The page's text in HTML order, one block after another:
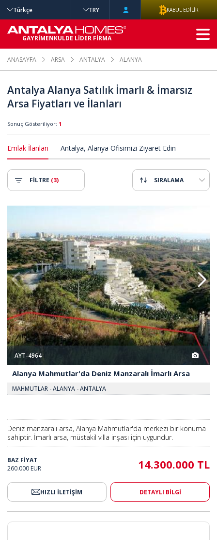
ANASAYFA ARSA ANTALYA ALANYA
Antalya Alanya Satılık İmarlı & İmarsız
Arsa Fiyatları ve İlanları
Sonuç Gösteriliyor: 1
Emlak İlanları Antalya, Alanya Ofisimizi Ziyaret Edin
FİLTRE (3) SIRALAMA
AYT-4964
Alanya Mahmutlar'da Deniz Manzaralı İmarlı Arsa
MAHMUTLAR - ALANYA - ANTALYA
Deniz manzaralı arsa, Alanya Mahmutlar'da merkezi bir konuma
sahiptir. İmarlı arsa, müstakil villa inşası için uygundur.
BAZ FİYAT
260.000 EUR
14.300.000 TL
HIZLI İLETİŞİM DETAYLI BİLGİ
Türkçe TRY KABUL EDİLİR
GAYRİMENKULDE LİDER FİRMA
GELİŞMİŞ
ARAMA